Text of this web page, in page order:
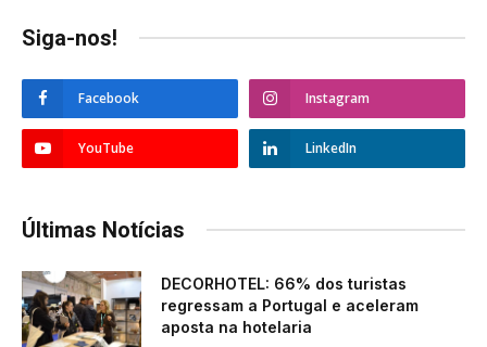
Siga-nos!
Facebook Instagram
YouTube LinkedIn
Últimas Notícias
DECORHOTEL: 66% dos turistas
regressam a Portugal e aceleram
aposta na hotelaria